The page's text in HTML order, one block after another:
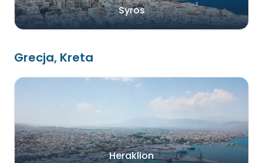
Syros
Grecja, Kreta
Heraklion